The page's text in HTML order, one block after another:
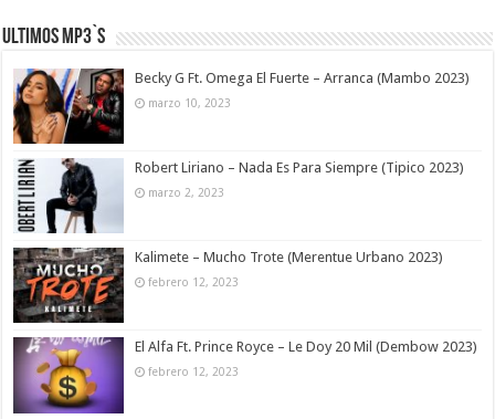
Ultimos MP3`s
Becky G Ft. Omega El Fuerte – Arranca (Mambo 2023)
marzo 10, 2023
Robert Liriano – Nada Es Para Siempre (Tipico 2023)
marzo 2, 2023
Kalimete – Mucho Trote (Merentue Urbano 2023)
febrero 12, 2023
El Alfa Ft. Prince Royce – Le Doy 20 Mil (Dembow 2023)
febrero 12, 2023